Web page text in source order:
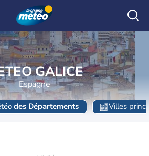
GALICE
Espagne
des Départements Villes